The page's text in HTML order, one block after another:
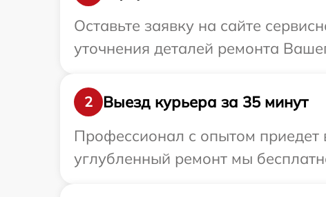
Оставьте заявку на сайте
уточнения деталей ремонта
2
Выезд курьера за 35 минут
Профессионал с опытом приедет
углубленный ремонт мы